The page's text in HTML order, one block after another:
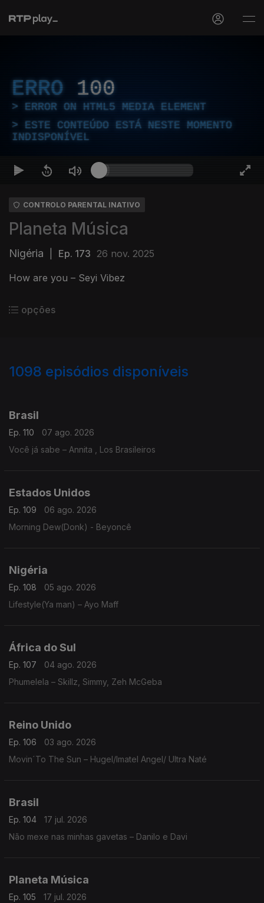
ERRO 100
ERROR ON HTML5 MEDIA ELEMENT
ESTE CONTEÚDO ESTÁ NESTE MOMENTO
INDISPONÍVEL
CONTROLO PARENTAL INATIVO
Planeta Música
Nigéria Ep. 173 26 nov. 2025
How are you – Seyi Vibez
opções
1098 episódios disponíveis
Brasil
Ep. 110
07 ago. 2026
Você já sabe – Annita , Los Brasileiros
Estados Unidos
Ep. 109
06 ago. 2026
Morning Dew(Donk) - Beyoncê
Nigéria
Ep. 108
05 ago. 2026
Lifestyle(Ya man) – Ayo Maff
África do Sul
Ep. 107
04 ago. 2026
Phumelela – Skillz, Simmy, Zeh McGeba
Reino Unido
Ep. 106
03 ago. 2026
Movin´To The Sun – Hugel/Imatel Angel/ Ultra Naté
Brasil
Ep. 104
17 jul. 2026
Não mexe nas minhas gavetas – Danilo e Davi
Planeta Música
Ep. 105 17 jul. 2026